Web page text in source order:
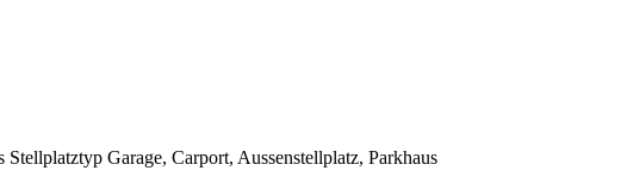
Stellplatztyp Garage, Carport, Aussenstellplatz, Parkhaus